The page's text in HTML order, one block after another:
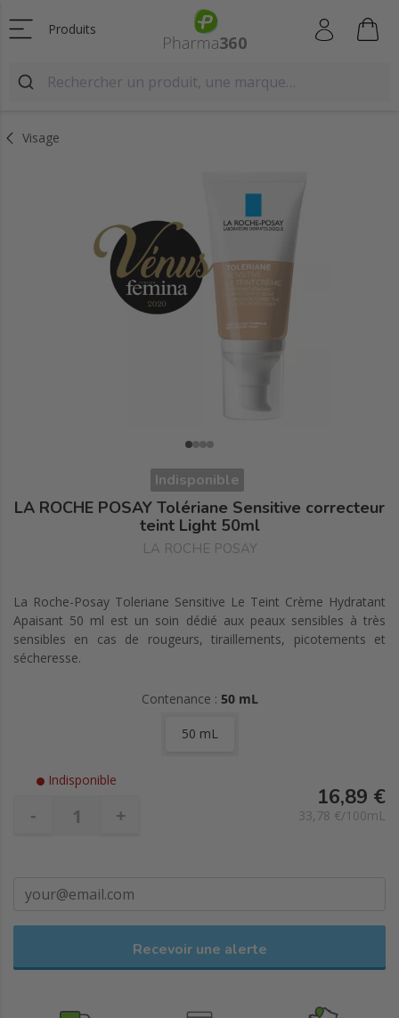
Produits
Visage
Indisponible
LA ROCHE POSAY Tolériane Sensitive correcteur
teint Light 50ml
LA ROCHE POSAY
La Roche-Posay Toleriane Sensitive Le Teint Crème Hydratant
Apaisant 50 ml est un soin dédié aux peaux sensibles à très
sensibles en cas de rougeurs, tiraillements, picotements et
sécheresse.
Contenance : 50 mL
50 mL
Indisponible
- +
16,89 €
33,78 €/100mL
Recevoir une alerte